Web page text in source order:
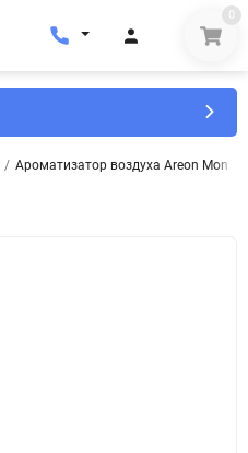
0
/ Ароматизатор воздуха Areon Mon